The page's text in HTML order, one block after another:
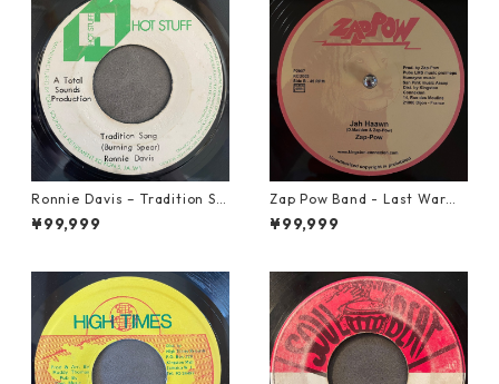
Ronnie Davis – Tradition So
ng【7-22003】
¥99,999
Zap Pow Band - Last War【1
2-50056】
¥99,999